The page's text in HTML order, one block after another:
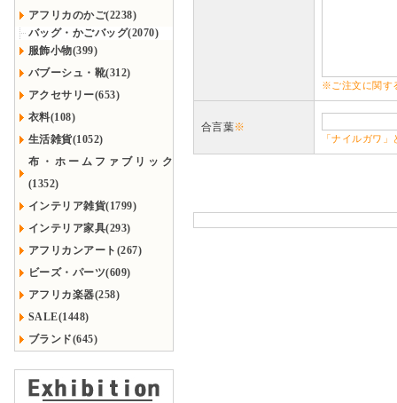
アフリカのかご(2238)
バッグ・かごバッグ(2070)
服飾小物(399)
バブーシュ・靴(312)
アクセサリー(653)
衣料(108)
生活雑貨(1052)
布・ホームファブリック
(1352)
インテリア雑貨(1799)
インテリア家具(293)
アフリカンアート(267)
ビーズ・パーツ(609)
アフリカ楽器(258)
SALE(1448)
ブランド(645)
※ご注文に関す
合言葉※
「ナイルガワ